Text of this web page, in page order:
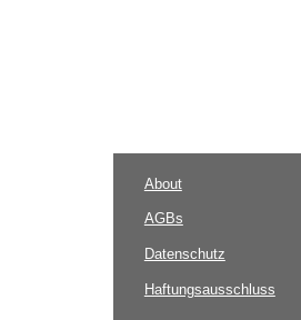
About
AGBs
Datenschutz
Haftungsausschluss